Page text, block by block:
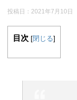
投稿日： 2021年7月10日
目次 [閉じる]